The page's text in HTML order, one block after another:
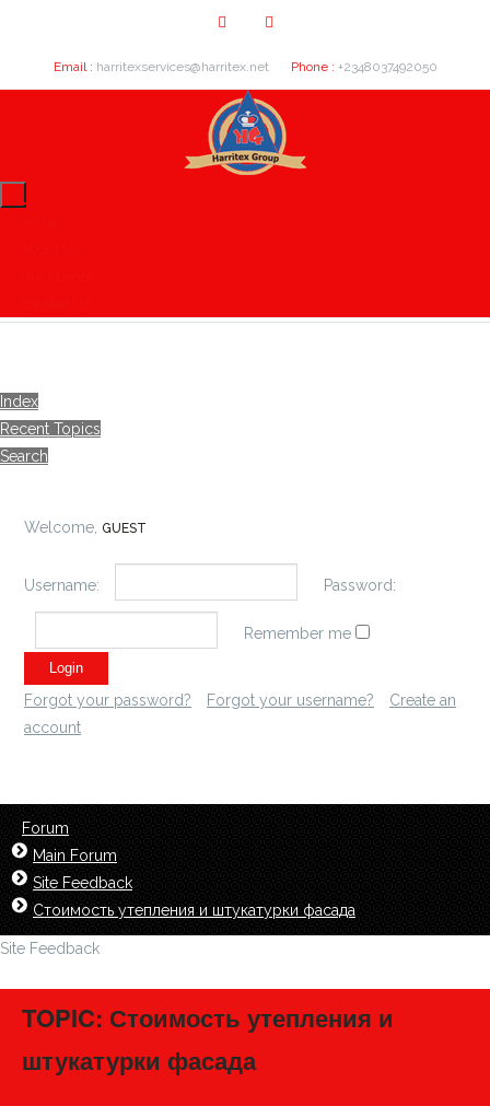
Email : harritexservices@harritex.net Phone : +2348037492050
Index
Recent Topics
Search
Welcome, GUEST
Username: Password:
Remember me
Forgot your password? Forgot your username?
Create an
account
Forum
Main Forum
Site Feedback
Стоимость утепления и штукатурки фасада
Site Feedback
TOPIC: Стоимость утепления и
штукатурки фасада